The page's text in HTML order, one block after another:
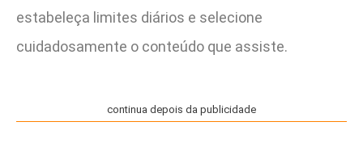
estabeleça limites diários e selecione
cuidadosamente o conteúdo que assiste.
continua depois da publicidade